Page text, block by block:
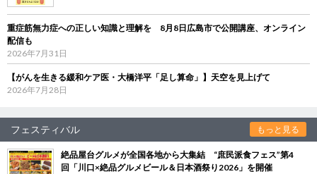
重症筋無力症への正しい知識と理解を 8月8日広島市で公開講座、オンライン
配信も
2026年7月31日
【がんを生きる緩和ケア医・大橋洋平「足し算命」】天空を見上げて
2026年7月28日
フェスティバル もっと見る
絶品屋台グルメが全国各地から大集結 “庶民派食フェス”第4
回「川口×絶品グルメビール＆日本酒祭り2026」を開催